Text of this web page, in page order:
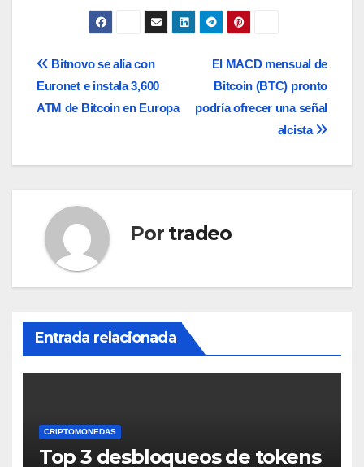
Navegación
de
El MACD mensual de
Bitcoin (BTC) pronto
podría ofrecer una señal
alcista
Bitnovo se alía con
Euronet e instala 3,600
ATM de Bitcoin en Europa
Por tradeo
Entrada relacionada
CRIPTOMONEDAS
Top 3 desbloqueos de tokens